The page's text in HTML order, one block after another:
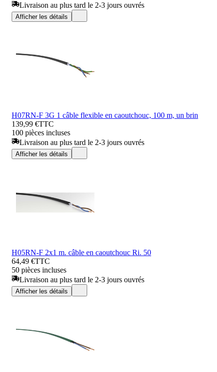
Livraison au plus tard le 2-3 jours ouvrés
Afficher les détails
H07RN-F 3G 1 câble flexible en caoutchouc, 100 m, un brin
139,99 €TTC
100 pièces incluses
Livraison au plus tard le 2-3 jours ouvrés
Afficher les détails
H05RN-F 2x1 m. câble en caoutchouc Ri. 50
64,49 €TTC
50 pièces incluses
Livraison au plus tard le 2-3 jours ouvrés
Afficher les détails